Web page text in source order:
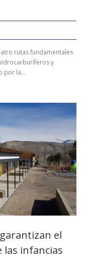
rutas fundamentales
y
por la...
el
las infancias